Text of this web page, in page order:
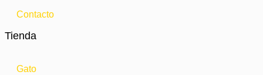
Contacto
Tienda
Gato